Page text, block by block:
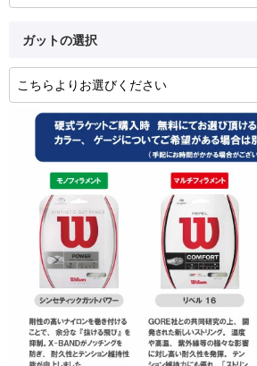
ガットの選択